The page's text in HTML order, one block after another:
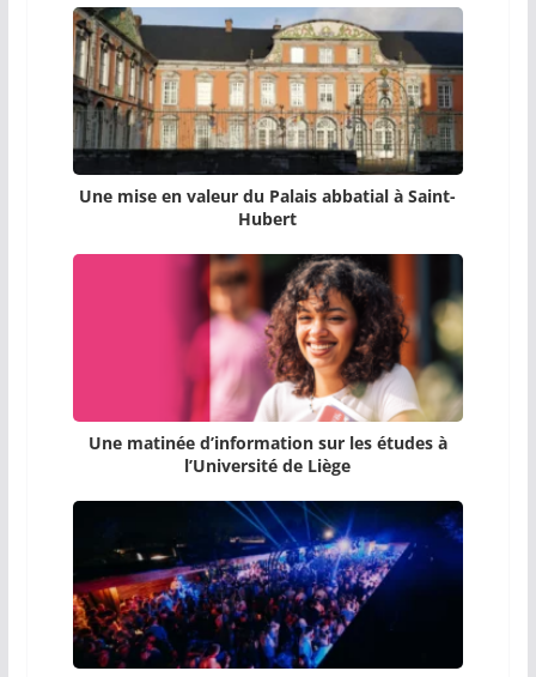
Une mise en valeur du Palais abbatial à Saint-
Hubert
Une matinée d’information sur les études à
l’Université de Liège